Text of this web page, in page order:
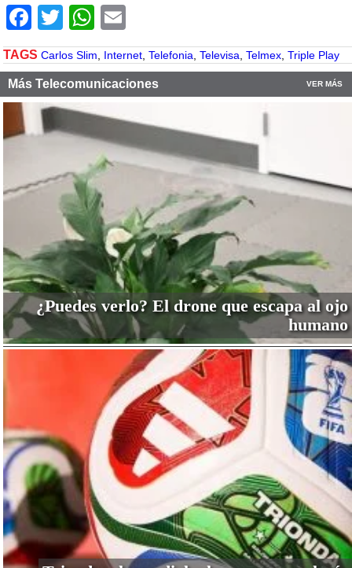
Facebook
TwitterWhatsApp
TAGS Carlos Slim, Internet, Telefonia, Televisa, Telmex, Triple Play
Más Telecomunicaciones VER MÁS
¿Puedes verlo? El drone que escapa al ojo
humano